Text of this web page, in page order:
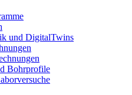
und DigitalTwins
Bohrprofile